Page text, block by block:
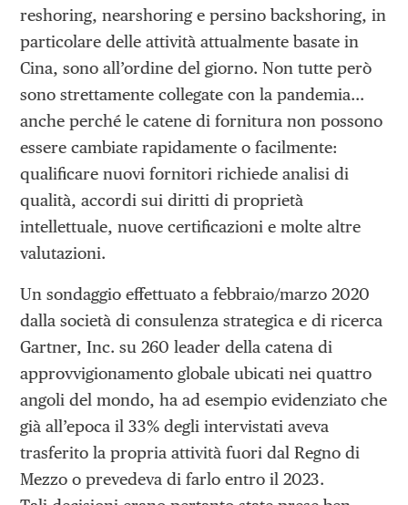
reshoring, nearshoring e persino backshoring, in
particolare delle attività attualmente basate in
Cina, sono all’ordine del giorno. Non tutte però
sono strettamente collegate con la pandemia…
anche perché le catene di fornitura non possono
essere cambiate rapidamente o facilmente:
qualificare nuovi fornitori richiede analisi di
qualità, accordi sui diritti di proprietà
intellettuale, nuove certificazioni e molte altre
valutazioni.
Un sondaggio effettuato a febbraio/marzo 2020
dalla società di consulenza strategica e di ricerca
Gartner, Inc. su 260 leader della catena di
approvvigionamento globale ubicati nei quattro
angoli del mondo, ha ad esempio evidenziato che
già all’epoca il 33% degli intervistati aveva
trasferito la propria attività fuori dal Regno di
Mezzo o prevedeva di farlo entro il 2023.